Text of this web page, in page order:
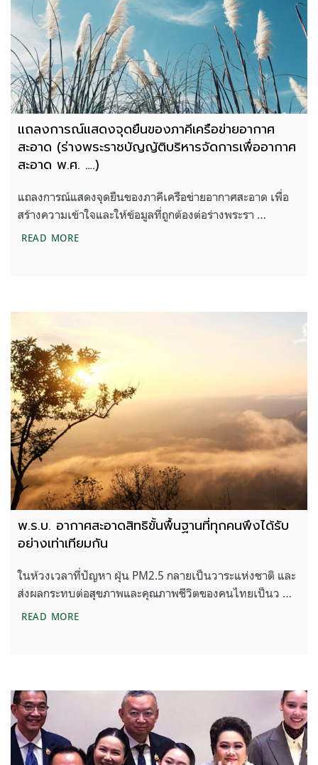
แถลงการณ์แสดงจุดยืนของภาคีเครือข่ายอากาศ
สะอาด (ร่างพระราชบัญญัติบริหารจัดการเพื่ออากาศ
สะอาด พ.ศ. ….)
แถลงการณ์แสดงจุดยืนของภาคีเครือข่ายอากาศสะอาด เพื่อ
สร้างความเข้าใจและให้ข้อมูลที่ถูกต้องต่อร่างพระรา …
READ MOREแถลงการณ์แสดงจุดยืนของภาคีเครือข่ายอากาศสะอ
พ.ร.บ. อากาศสะอาดสิทธิขั้นพื้นฐานที่ทุกคนพึงได้รับ
อย่างเท่าเทียมกัน
ในห้วงเวลาที่ปัญหา ฝุ่น PM2.5 กลายเป็นวาระแห่งชาติ และ
ส่งผลกระทบต่อสุขภาพและคุณภาพชีวิตของคนไทยเป็นว …
READ MOREพ.ร.บ. อากาศสะอาดสิทธิขั้นพื้นฐานที่ทุกคนพึงได้รับอ